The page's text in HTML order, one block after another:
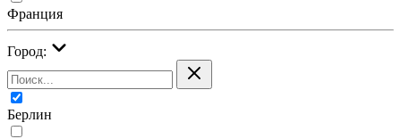
Франция
Город:
Берлин